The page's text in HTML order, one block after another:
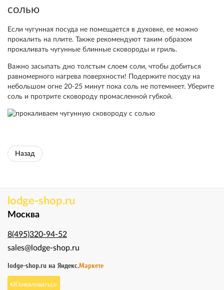
солью
Если чугунная посуда не помещается в духовке, ее можно
прокалить на плите. Также рекомендуют таким образом
прокаливать чугунные блинные сковороды и гриль.
Важно засыпать дно толстым слоем соли, чтобы добиться
равномерного нагрева поверхности! Подержите посуду на
небольшом огне 20-25 минут пока соль не потемнеет. Уберите
соль и протрите сковороду промасленной губкой.
Назад
lodge-shop.ru
Москва
8(495)320-94-52
sales@lodge-shop.ru
lodge-shop.ru на Яндекс.Маркете
Пожаловаться